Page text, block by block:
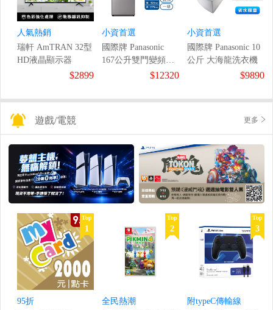
人氣熱銷
瑞軒 AmTRAN 32型
HD液晶顯示器
$2899
小資首選
國際牌 Panasonic
167公升雙門變頻冰
$12320
小資首選
國際牌 Panasonic 10
公斤 大海龍洗衣機
$9890
遊戲/電競 更多
Top
1
95折
Top
2
全民熱潮
Top
3
附typeC傳輸線